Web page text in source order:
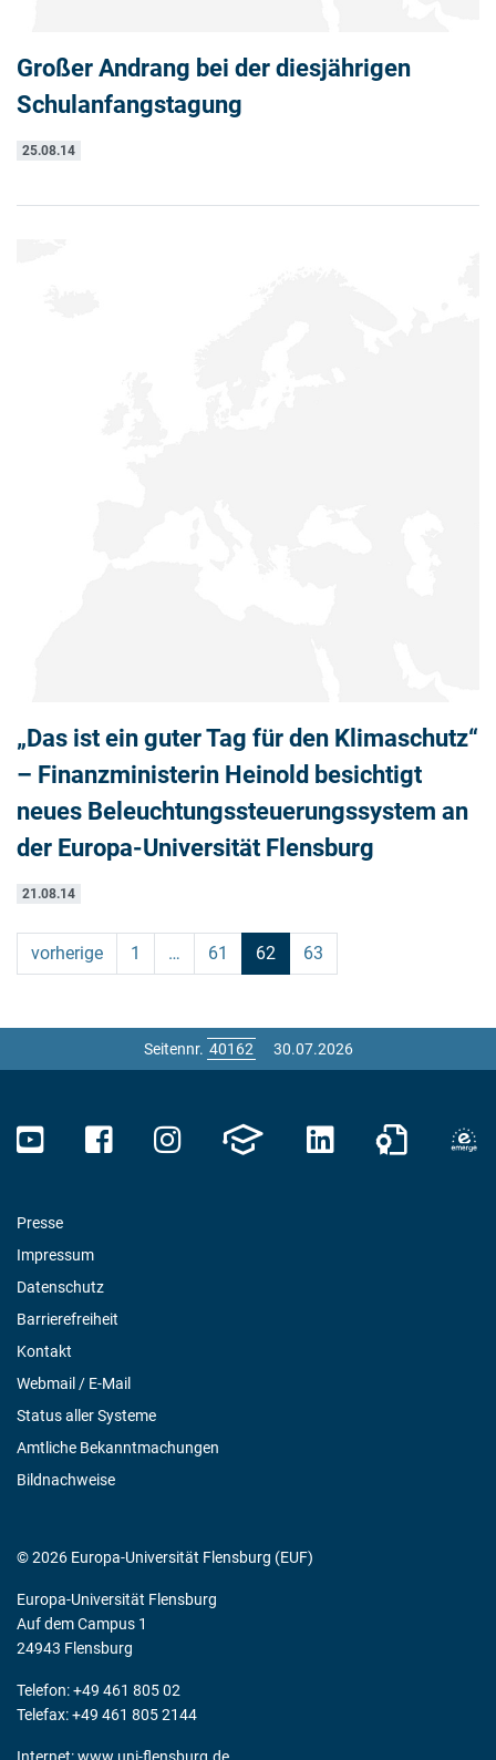
Großer Andrang bei der diesjährigen
Schulanfangstagung
25.08.14
„Das ist ein guter Tag für den Klimaschutz“
– Finanzministerin Heinold besichtigt
neues Beleuchtungssteuerungssystem an
der Europa-Universität Flensburg
21.08.14
vorherige 1 … 61 62 63
Seitennr. 30.07.2026
Presse
Impressum
Datenschutz
Barrierefreiheit
Kontakt
Webmail / E-Mail
Status aller Systeme
Amtliche Bekanntmachungen
Bildnachweise
© 2026 Europa-Universität Flensburg (EUF)
Europa-Universität Flensburg
Auf dem Campus 1
24943 Flensburg
Telefon: +49 461 805 02
Telefax: +49 461 805 2144